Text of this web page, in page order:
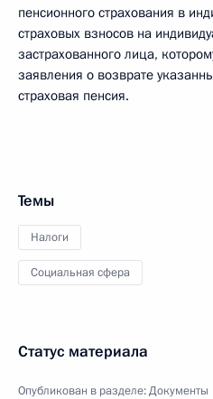
пенсионного страхования в
страховых взносов на
застрахованного лица,
заявления о возврате
страховая пенсия.
Темы
Налоги
Социальная сфера
Статус материала
Опубликован в разделе:Документы